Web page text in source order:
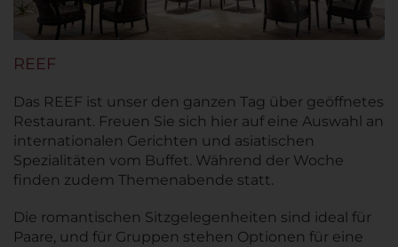
REEF
Das REEF ist unser den ganzen Tag über geöffnetes
Restaurant. Freuen Sie sich hier auf eine Auswahl an
internationalen Gerichten und asiatischen
Spezialitäten vom Buffet. Während der Woche
finden zudem Themenabende statt.
Die romantischen Sitzgelegenheiten sind ideal für
Paare, und für Gruppen stehen Optionen für eine